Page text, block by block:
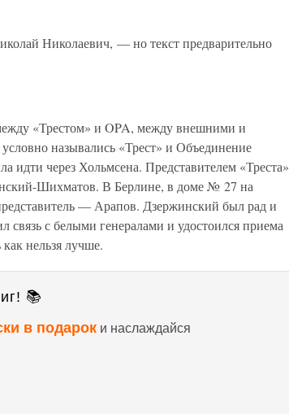
Николаевич, — но текст предварительно
«Трестом» и OPA, между внешними и
назывались «Трест» и Объединение
идти через Хольмсена. Представителем «Треста»
Шихматов. В Берлине, в доме № 27 на
— Арапов. Дзержинский был рад и
с белыми генералами и удостоился приема
нельзя лучше.
📚
в подарок и наслаждайся